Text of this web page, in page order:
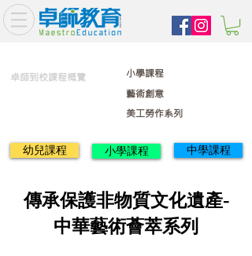
卓師到校課程概覽
藝術創意
美工勞作系列
小學課程
幼兒課程 小學課程 中學課程
傳承保護非物質文化遺產-
中華藝術薈萃系列